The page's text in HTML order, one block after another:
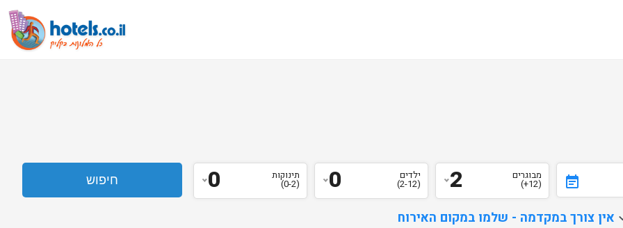
event_note מבוגרים
(12+)
2 ילדים
(2-12)
0 תינוקות
(0-2)
0
אין צורך במקדמה - שלמו במקום האירוח